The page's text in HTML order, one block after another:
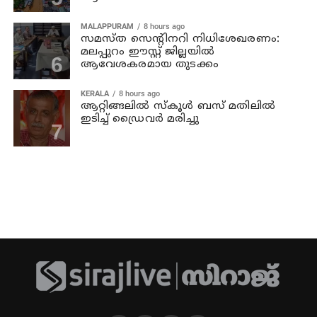
MALAPPURAM 8 hours ago
സമസ്ത സെന്റിനറി നിധിശേഖരണം:
മലപ്പുറം ഈസ്റ്റ് ജില്ലയിൽ
ആവേശകരമായ തുടക്കം
KERALA 8 hours ago
ആറ്റിങ്ങലില്‍ സ്‌കൂള്‍ ബസ് മതിലില്‍
ഇടിച്ച് ഡ്രൈവര്‍ മരിച്ചു